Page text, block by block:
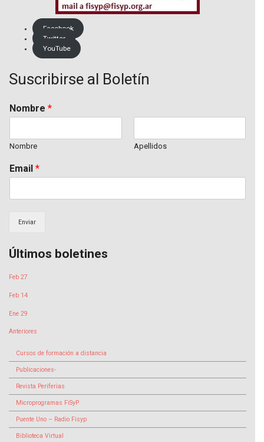
Facebook
Twitter
YouTube
Suscribirse al Boletín
Nombre *
Nombre Apellidos
Email *
Enviar
Últimos boletines
Feb 27
Feb 14
Ene 29
Anteriores
Cursos de formación a distancia
Publicaciones-
Revista Periferias
Microprogramas FiSyP
Puente Uno – Radio Fisyp
Biblioteca Virtual